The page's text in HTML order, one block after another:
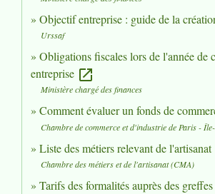
Objectif entreprise : guide de la
Urssaf
Obligations fiscales lors de l'année de
entreprise open_in_new
Ministère chargé des finances
Comment évaluer un fonds de
Chambre de commerce et d'industrie de Paris -
Liste des métiers relevant de l'artisanat
Chambre des métiers et de l'artisanat (CMA)
Tarifs des formalités auprès des